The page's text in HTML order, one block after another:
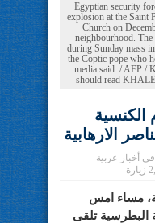
Egyptian security
explosion at the Saint
Church on
neighbourhood.
during Sunday mass
the Coptic pope who
media said. / AFP /
should read
الارهابية
في أخبار عربية
مساء امس
البطرسية تلقى